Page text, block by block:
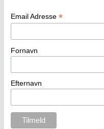
Email Adresse *
Fornavn
Efternavn